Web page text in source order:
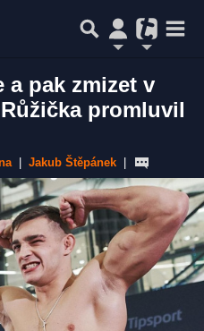
a pak zmizet v
promluvil
Jakub Štěpánek